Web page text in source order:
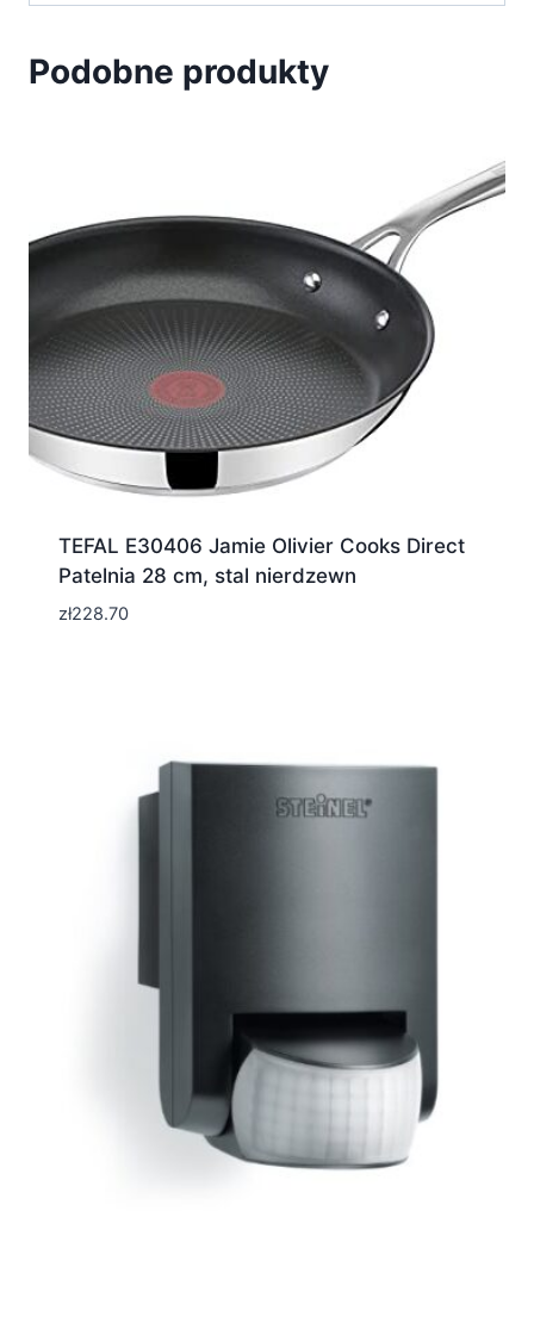
Podobne produkty
TEFAL E30406 Jamie Olivier Cooks Direct
Patelnia 28 cm, stal nierdzewn
zł228.70